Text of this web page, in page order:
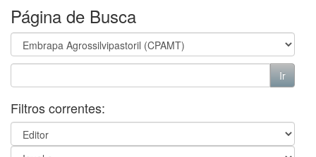
Página de Busca
Filtros correntes: